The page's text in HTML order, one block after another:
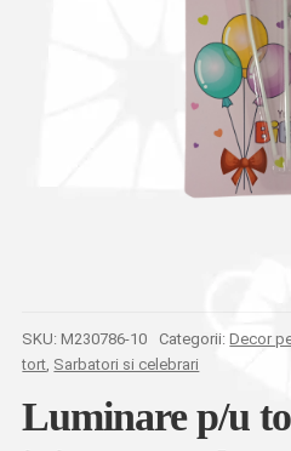
SKU: M230786-10 Categorii:Decor
tort, Sarbatori si celebrari
Luminare p/u